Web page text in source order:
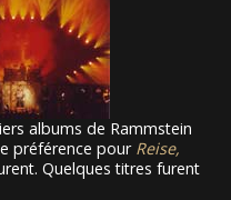
albums de Rammstein
préférence pour Reise,
Quelques titres furent